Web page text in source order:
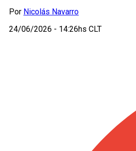
Por Nicolás Navarro
24/06/2026 - 14:26hs CLT